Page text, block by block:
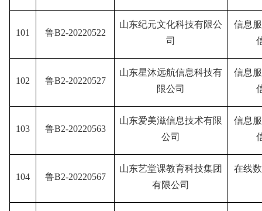
101 鲁B2-20220522
山东纪元文化科技有限公
司
信息
102 鲁B2-20220527
山东星沐远航信息科技有
限公司
信息
103 鲁B2-20220563
山东爱美滋信息技术有限
公司
信息
104 鲁B2-20220567
山东艺堂课教育科技集团
有限公司
在线